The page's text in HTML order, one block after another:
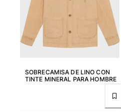
SOBRECAMISA DE LINO CON
TINTE MINERAL PARA HOMBRE